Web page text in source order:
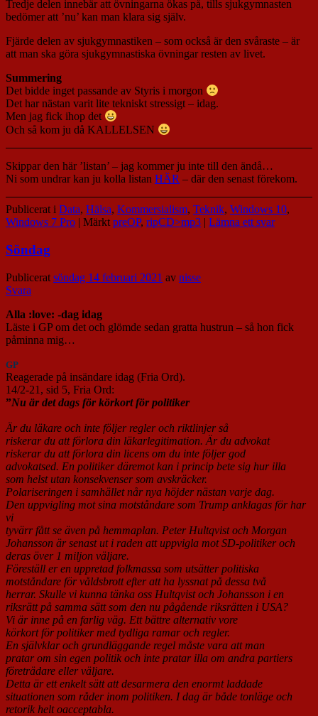
Tredje delen innebär att övningarna ökas på, tills sjukgymnasten
bedömer att ’nu’ kan man klara sig själv.
Fjärde delen av sjukgymnastiken – som också är den svåraste – är
att man ska göra sjukgymnastiska övningar resten av livet.
Summering
Det bidde inget passande av Styris i morgon
Det har nästan varit lite tekniskt stressigt – idag.
Men jag fick ihop det
Och så kom ju då KALLELSEN
Skippar den här ’listan’ – jag kommer ju inte till den ändå…
Ni som undrar kan ju kolla listan HÄR – där den senast förekom.
Publicerat i Data, Hälsa, Kommersialism, Teknik, Windows 10,
Windows 7 Pro | Märkt preOP, ripCD>mp3 | Lämna ett svar
Söndag
Publicerat söndag 14 februari 2021 av nisse
Svara
Alla :love: -dag idag
Läste i GP om det och glömde sedan gratta hustrun – så hon fick
påminna mig…
GP
Reagerade på insändare idag (Fria Ord).
14/2-21, sid 5, Fria Ord:
”Nu är det dags för körkort för politiker
Är du läkare och inte följer regler och riktlinjer så
riskerar du att förlora din läkarlegitimation. Är du advokat
riskerar du att förlora din licens om du inte följer god
advokatsed. En politiker däremot kan i princip bete sig hur illa
som helst utan konsekvenser som avskräcker.
Polariseringen i samhället når nya höjder nästan varje dag.
Den uppvigling mot sina motståndare som Trump anklagas för har
vi
tyvärr fått se även på hemmaplan. Peter Hultqvist och Morgan
Johansson är senast ut i raden att uppvigla mot SD-politiker och
deras över 1 miljon väljare.
Föreställ er en uppretad folkmassa som utsätter politiska
motståndare för våldsbrott efter att ha lyssnat på dessa två
herrar. Skulle vi kunna tänka oss Hultqvist och Johansson i en
riksrätt på samma sätt som den nu pågående riksrätten i USA?
Vi är inne på en farlig väg. Ett bättre alternativ vore
körkort för politiker med tydliga ramar och regler.
En självklar och grundläggande regel måste vara att man
pratar om sin egen politik och inte pratar illa om andra partiers
företrädare eller väljare.
Detta är ett enkelt sätt att desarmera den enormt laddade
situationen som råder inom politiken. I dag är både tonläge och
retorik helt oacceptabla.